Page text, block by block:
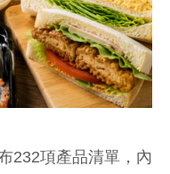
232項產品清單，內